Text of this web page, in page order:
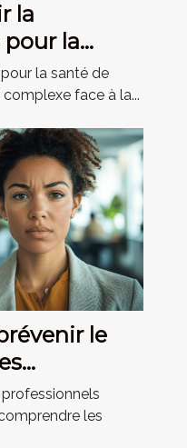
la
la
?
la santé de
face à la...
le
les